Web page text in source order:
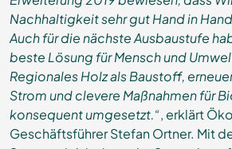
Nachhaltigkeit sehr gut Hand in
Auch für die nächste Ausbaustufe
beste Lösung für Mensch und
Regionales Holz als Baustoff,
Strom und clevere Maßnahmen für
konsequent umgesetzt.“, erklärt
Geschäftsführer Stefan Ortner. Mit